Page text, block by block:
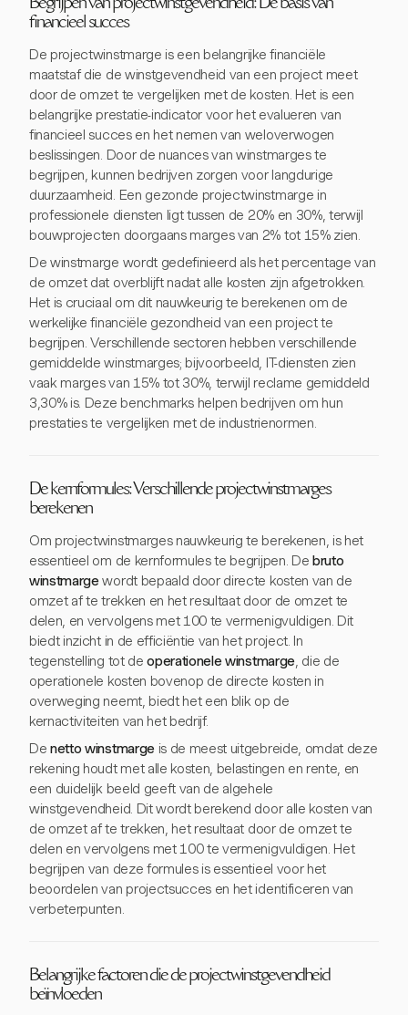
Begrijpen van projectwinstgevendheid: De basis van
financieel succes
De projectwinstmarge is een belangrijke financiële
maatstaf die de winstgevendheid van een project meet
door de omzet te vergelijken met de kosten. Het is een
belangrijke prestatie-indicator voor het evalueren van
financieel succes en het nemen van weloverwogen
beslissingen. Door de nuances van winstmarges te
begrijpen, kunnen bedrijven zorgen voor langdurige
duurzaamheid. Een gezonde projectwinstmarge in
professionele diensten ligt tussen de 20% en 30%, terwijl
bouwprojecten doorgaans marges van 2% tot 15% zien.
De winstmarge wordt gedefinieerd als het percentage van
de omzet dat overblijft nadat alle kosten zijn afgetrokken.
Het is cruciaal om dit nauwkeurig te berekenen om de
werkelijke financiële gezondheid van een project te
begrijpen. Verschillende sectoren hebben verschillende
gemiddelde winstmarges; bijvoorbeeld, IT-diensten zien
vaak marges van 15% tot 30%, terwijl reclame gemiddeld
3,30% is. Deze benchmarks helpen bedrijven om hun
prestaties te vergelijken met de industrienormen.
De kernformules: Verschillende projectwinstmarges
berekenen
Om projectwinstmarges nauwkeurig te berekenen, is het
essentieel om de kernformules te begrijpen. De bruto
winstmargewordt bepaald door directe kosten van de
omzet af te trekken en het resultaat door de omzet te
delen, en vervolgens met 100 te vermenigvuldigen. Dit
biedt inzicht in de efficiëntie van het project. In
tegenstelling tot deoperationele winstmarge, die de
operationele kosten bovenop de directe kosten in
overweging neemt, biedt het een blik op de
kernactiviteiten van het bedrijf.
Denetto winstmargeis de meest uitgebreide, omdat deze
rekening houdt met alle kosten, belastingen en rente, en
een duidelijk beeld geeft van de algehele
winstgevendheid. Dit wordt berekend door alle kosten van
de omzet af te trekken, het resultaat door de omzet te
delen en vervolgens met 100 te vermenigvuldigen. Het
begrijpen van deze formules is essentieel voor het
beoordelen van projectsucces en het identificeren van
verbeterpunten.
Belangrijke factoren die de projectwinstgevendheid
beïnvloeden